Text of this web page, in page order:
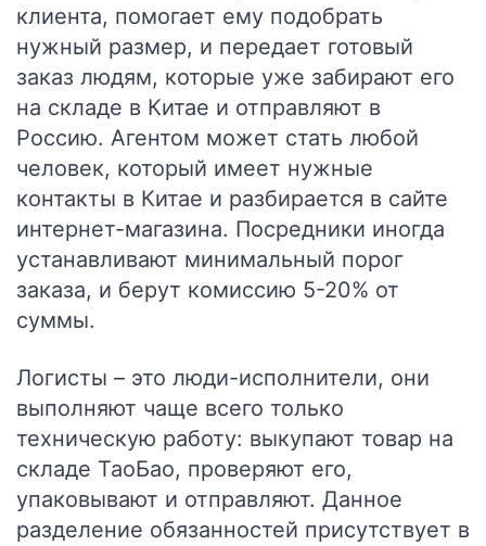
клиента, помогает ему подобрать
нужный размер, и передает готовый
заказ людям, которые уже забирают его
на складе в Китае и отправляют в
Россию. Агентом может стать любой
человек, который имеет нужные
контакты в Китае и разбирается в сайте
интернет-магазина. Посредники иногда
устанавливают минимальный порог
заказа, и берут комиссию 5-20% от
суммы.
Логисты – это люди-исполнители, они
выполняют чаще всего только
техническую работу: выкупают товар на
складе ТаоБао, проверяют его,
упаковывают и отправляют. Данное
разделение обязанностей присутствует в